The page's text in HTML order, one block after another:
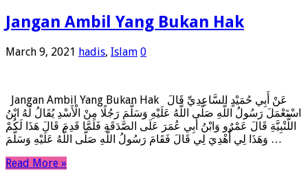
Jangan Ambil Yang Bukan Hak
March 9, 2021 hadis, Islam 0
Jangan Ambil Yang Bukan Hak عَنْ أَبِي حُمَيْدٍ السَّاعِدِيِّ قَالَ
اسْتَعْمَلَ رَسُولُ اللَّهِ صَلَّى اللَّهُ عَلَيْهِ وَسَلَّمَ رَجُلًا مِنْ الْأَسْدِ يُقَالُ لَهُ ابْنُ
اللُّتْبِيَّةِ قَالَ عَمْرٌو وَابْنُ أَبِي عُمَرَ عَلَى الصَّدَقَةِ فَلَمَّا قَدِمَ قَالَ هَذَا لَكُمْ
وَهَذَا لِي أُهْدِيَ لِي قَالَ فَقَامَ رَسُولُ اللَّهِ صَلَّى اللَّهُ عَلَيْهِ وَسَلَّمَ …
Read More »